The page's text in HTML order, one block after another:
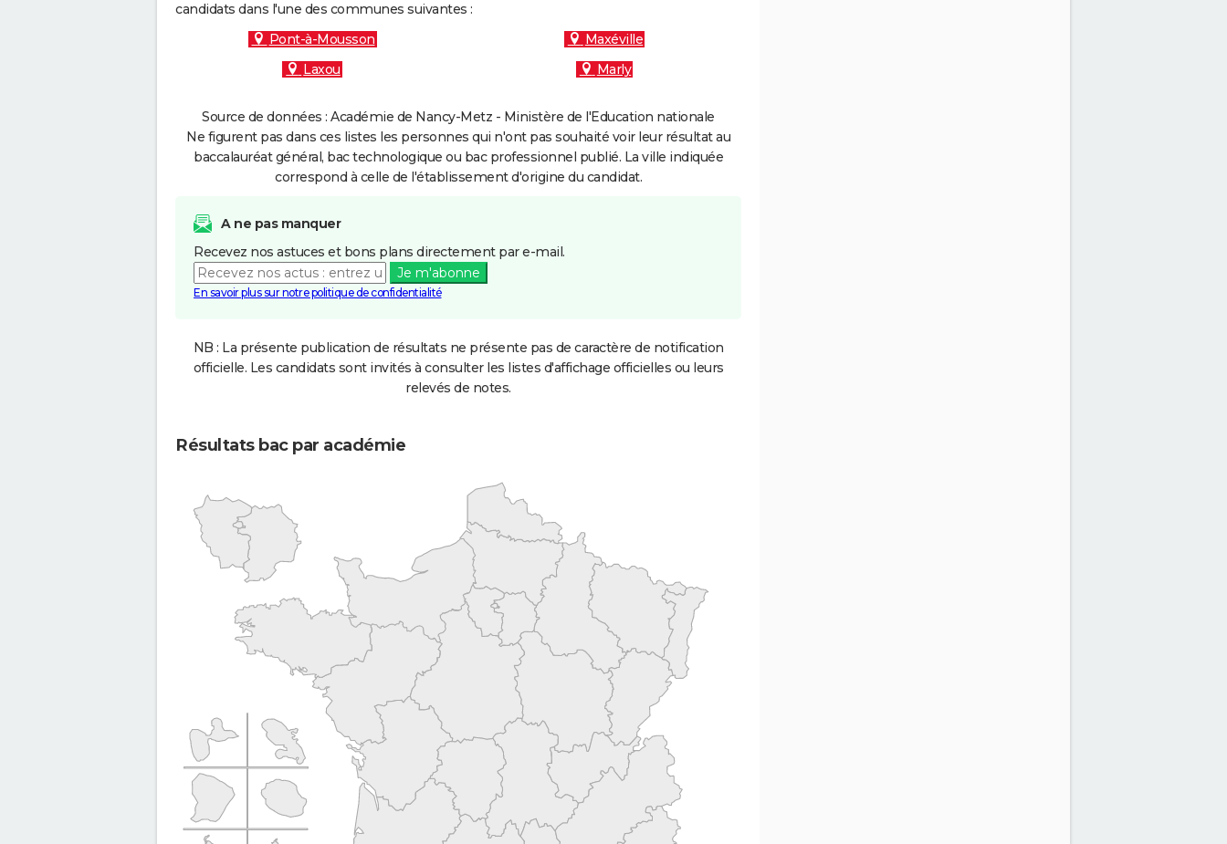
candidats dans l'une des communes suivantes :
Pont-à-Mousson
Maxéville
Laxou
Marly
Source de données : Académie de Nancy-Metz - Ministère de l'Education nationale
Ne figurent pas dans ces listes les personnes qui n'ont pas souhaité voir leur résultat au
baccalauréat général, bac technologique ou bac professionnel publié. La ville indiquée
correspond à celle de l'établissement d'origine du candidat.
A ne pas manquer
Recevez nos astuces et bons plans directement par e-mail.
Je m'abonne
En savoir plus sur notre politique de confidentialité
NB : La présente publication de résultats ne présente pas de caractère de notification
officielle. Les candidats sont invités à consulter les listes d'affichage officielles ou leurs
relevés de notes.
Résultats bac par académie